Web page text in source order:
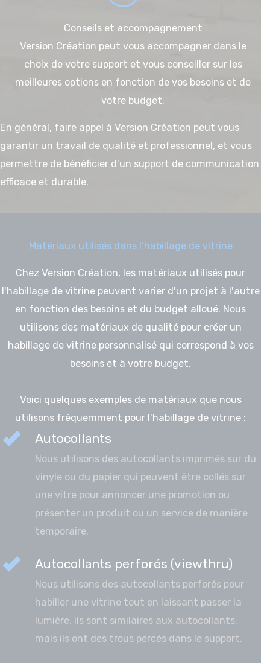
Conseils et accompagnement
Version Création peut vous accompagner dans le
choix de votre support et vous conseiller sur les
meilleures options en fonction de vos besoins et de
votre budget.
En général, faire appel à Version Création peut vous
garantir un travail de qualité et professionnel, et vous
permettre de bénéficier d'un support de communication
efficace et durable.
Matériaux utilisés dans l’habillage de vitrine
Chez Version Création, les matériaux utilisés pour
l'habillage de vitrine peuvent varier d'un projet à l'autre
en fonction des besoins et du budget alloué. Nous
utilisons des matériaux de qualité pour créer un
habillage de vitrine personnalisé qui correspond à vos
besoins et à votre budget.
Voici quelques exemples de matériaux que nous
utilisons fréquemment pour l'habillage de vitrine :
Autocollants
Nous utilisons des autocollants imprimés sur du
vinyle ou du papier qui peuvent être collés sur
une vitre pour annoncer une promotion ou
présenter un produit ou un service de manière
temporaire.
Autocollants perforés (viewthru)
Nous utilisons des autocollants perforés pour
habiller une vitrine tout en laissant passer la
lumière, ils sont similaires aux autocollants,
mais ils ont des trous percés dans le support.